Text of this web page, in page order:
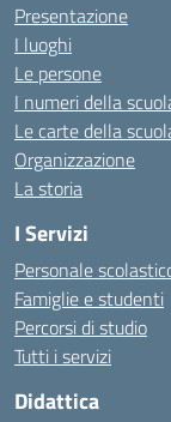
Presentazione
I luoghi
Le persone
I numeri della
Le carte della
Organizzazione
La storia
I Servizi
Personale
Famiglie e studenti
Percorsi di studio
Tutti i servizi
Didattica